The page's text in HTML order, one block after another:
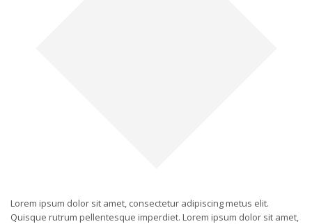
Lorem ipsum dolor sit amet, consectetur adipiscing metus elit.
Quisque rutrum pellentesque imperdiet. Lorem ipsum dolor sit amet,